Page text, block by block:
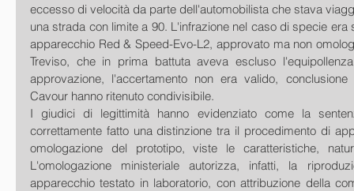
eccesso di velocità da parte dell'automobilista che stava
una strada con limite a 90. L'infrazione nel caso di specie era
apparecchio Red & Speed-Evo-L2, approvato ma non
Treviso, che in prima battuta aveva escluso
approvazione, l'accertamento non era valido,
Cavour hanno ritenuto condivisibile.
I giudici di legittimità hanno evidenziato come la
correttamente fatto una distinzione tra il procedimento di
omologazione del prototipo, viste le caratteristiche,
L'omologazione ministeriale autorizza, infatti, la
apparecchio testato in laboratorio, con attribuzione della